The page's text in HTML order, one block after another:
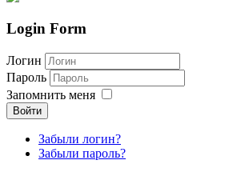
Login Form
Логин
Пароль
Запомнить меня
Войти
Забыли логин?
Забыли пароль?